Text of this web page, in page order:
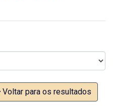
Voltar para os resultados